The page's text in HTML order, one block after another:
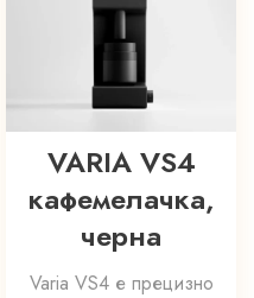
VARIA VS4
кафемелачка,
черна
Varia VS4 е прецизно